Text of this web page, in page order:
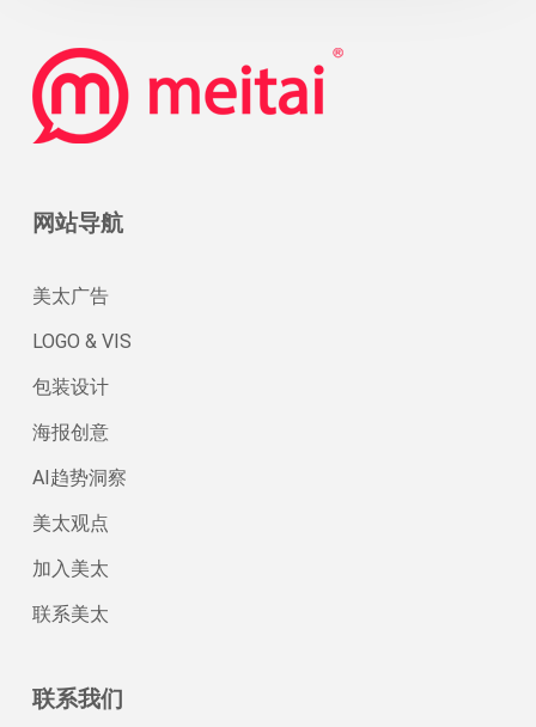
网站导航
美太广告
LOGO & VIS
包装设计
海报创意
AI趋势洞察
美太观点
加入美太
联系美太
联系我们